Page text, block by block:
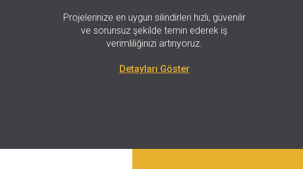
Projelerinize en uygun silindirleri hızlı, güvenilir
ve sorunsuz şekilde temin ederek iş
verimliliğinizi artırıyoruz.
Detayları Göster